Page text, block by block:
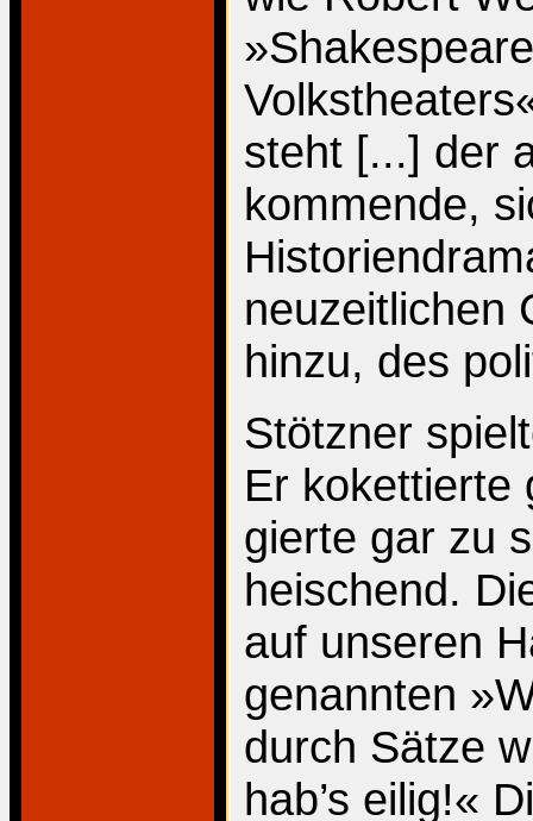
steht [...] der
kommende,
neuzeitlichen
hinzu, des
Stötzner
Er kokettierte
gierte gar zu
heischend.
auf unseren
genannten
durch Sätze
hab’s eilig!«